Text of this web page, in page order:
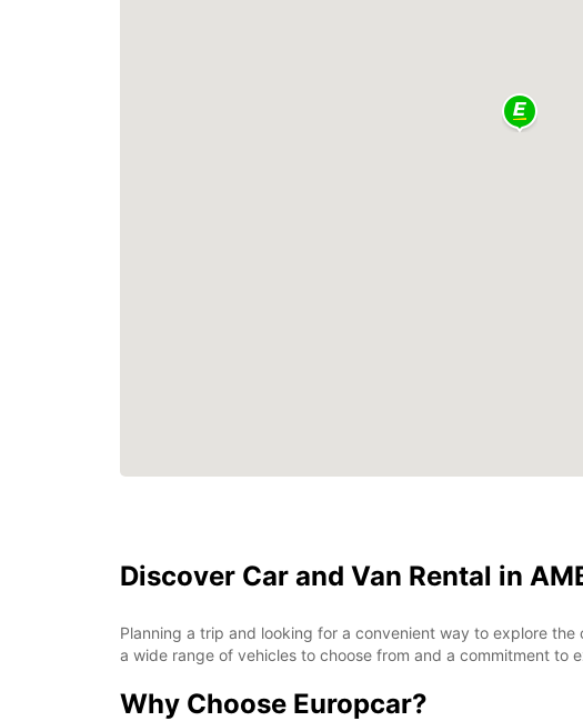
Discover Car and Van Rental in
Planning a trip and looking for a convenient way to explore
a wide range of vehicles to choose from and a commitment to
Why Choose Europcar?